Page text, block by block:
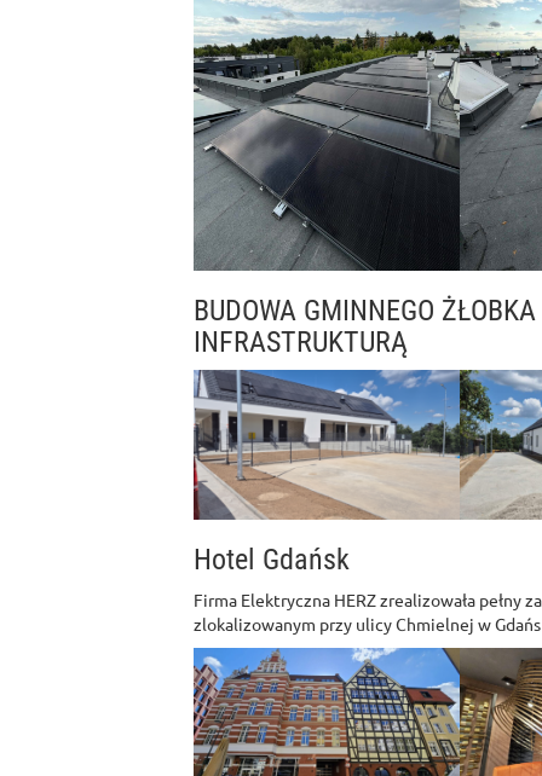
BUDOWA GMINNEGO
INFRASTRUKTURĄ
Hotel Gdańsk
Firma Elektryczna HERZ zrealizowała
zlokalizowanym przy ulicy Chmielnej w